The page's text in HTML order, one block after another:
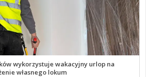
wykorzystuje wakacyjny urlop na
własnego lokum